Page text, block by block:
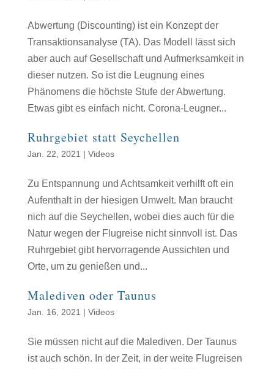
Abwertung (Discounting) ist ein Konzept der
Transaktionsanalyse (TA). Das Modell lässt sich
aber auch auf Gesellschaft und Aufmerksamkeit in
dieser nutzen. So ist die Leugnung eines
Phänomens die höchste Stufe der Abwertung.
Etwas gibt es einfach nicht. Corona-Leugner...
Ruhrgebiet statt Seychellen
Jan. 22, 2021 | Videos
Zu Entspannung und Achtsamkeit verhilft oft ein
Aufenthalt in der hiesigen Umwelt. Man braucht
nich auf die Seychellen, wobei dies auch für die
Natur wegen der Flugreise nicht sinnvoll ist. Das
Ruhrgebiet gibt hervorragende Aussichten und
Orte, um zu genießen und...
Malediven oder Taunus
Jan. 16, 2021 | Videos
Sie müssen nicht auf die Malediven. Der Taunus
ist auch schön. In der Zeit, in der weite Flugreisen